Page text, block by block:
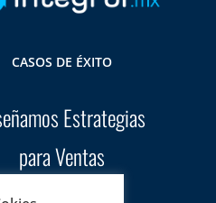
CASOS DE ÉXITO
Estrategias
para Ventas